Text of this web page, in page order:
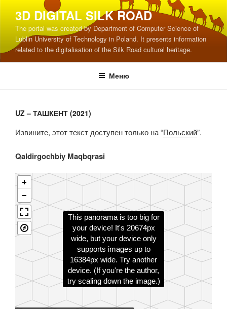
содержимому
3D DIGITAL SILK ROAD
The portal was created by Department of Computer Science of
Lublin University of Technology in Poland. It presents information
related to the digitalisation of the Silk Road cultural heritage.
Меню
UZ – ТАШКЕНТ (2021)
Извините, этот текст доступен только на “Польский”.
Qaldirgochbiy Maqbqrasi